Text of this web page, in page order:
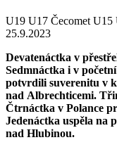
U19 U17 Čecomet U15
25.9.2023
Devatenáctka v
Sedmnáctka i v
potvrdili suverenitu v
nad Albrechticemi.
Čtrnáctka v Polance
Jedenáctka uspěla na
nad Hlubinou.